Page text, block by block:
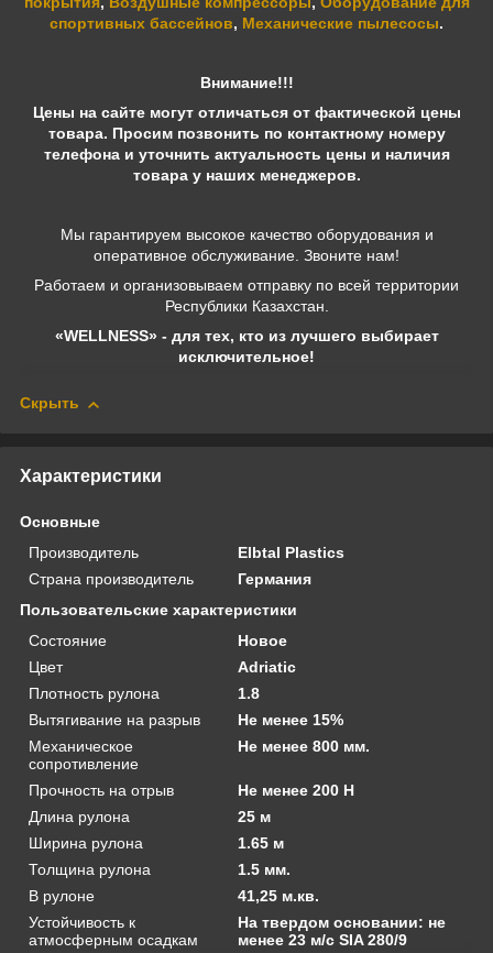
спортивных бассейнов, Механические пылесосы.
Внимание!!!
Цены на сайте могут отличаться от фактической цены
товара. Просим позвонить по контактному номеру
телефона и уточнить актуальность цены и наличия
товара у наших менеджеров.
Мы гарантируем высокое качество оборудования и
оперативное обслуживание. Звоните нам!
Работаем и организовываем отправку по всей территории
Республики Казахстан.
«WELLNESS» - для тех, кто из лучшего выбирает
исключительное!
Скрыть
Характеристики
Основные
Производитель
Elbtal Plastics
Страна производитель
Германия
Пользовательские характеристики
Состояние
Новое
Цвет
Adriatic
Плотность рулона
1.8
Вытягивание на разрыв
Не менее 15%
Механическое
сопротивление
Не менее 800 мм.
Прочность на отрыв
Не менее 200 Н
Длина рулона
25 м
Ширина рулона
1.65 м
Толщина рулона
1.5 мм.
В рулоне
41,25 м.кв.
Устойчивость к
атмосферным осадкам
На твердом основании: не
менее 23 м/с SIA 280/9